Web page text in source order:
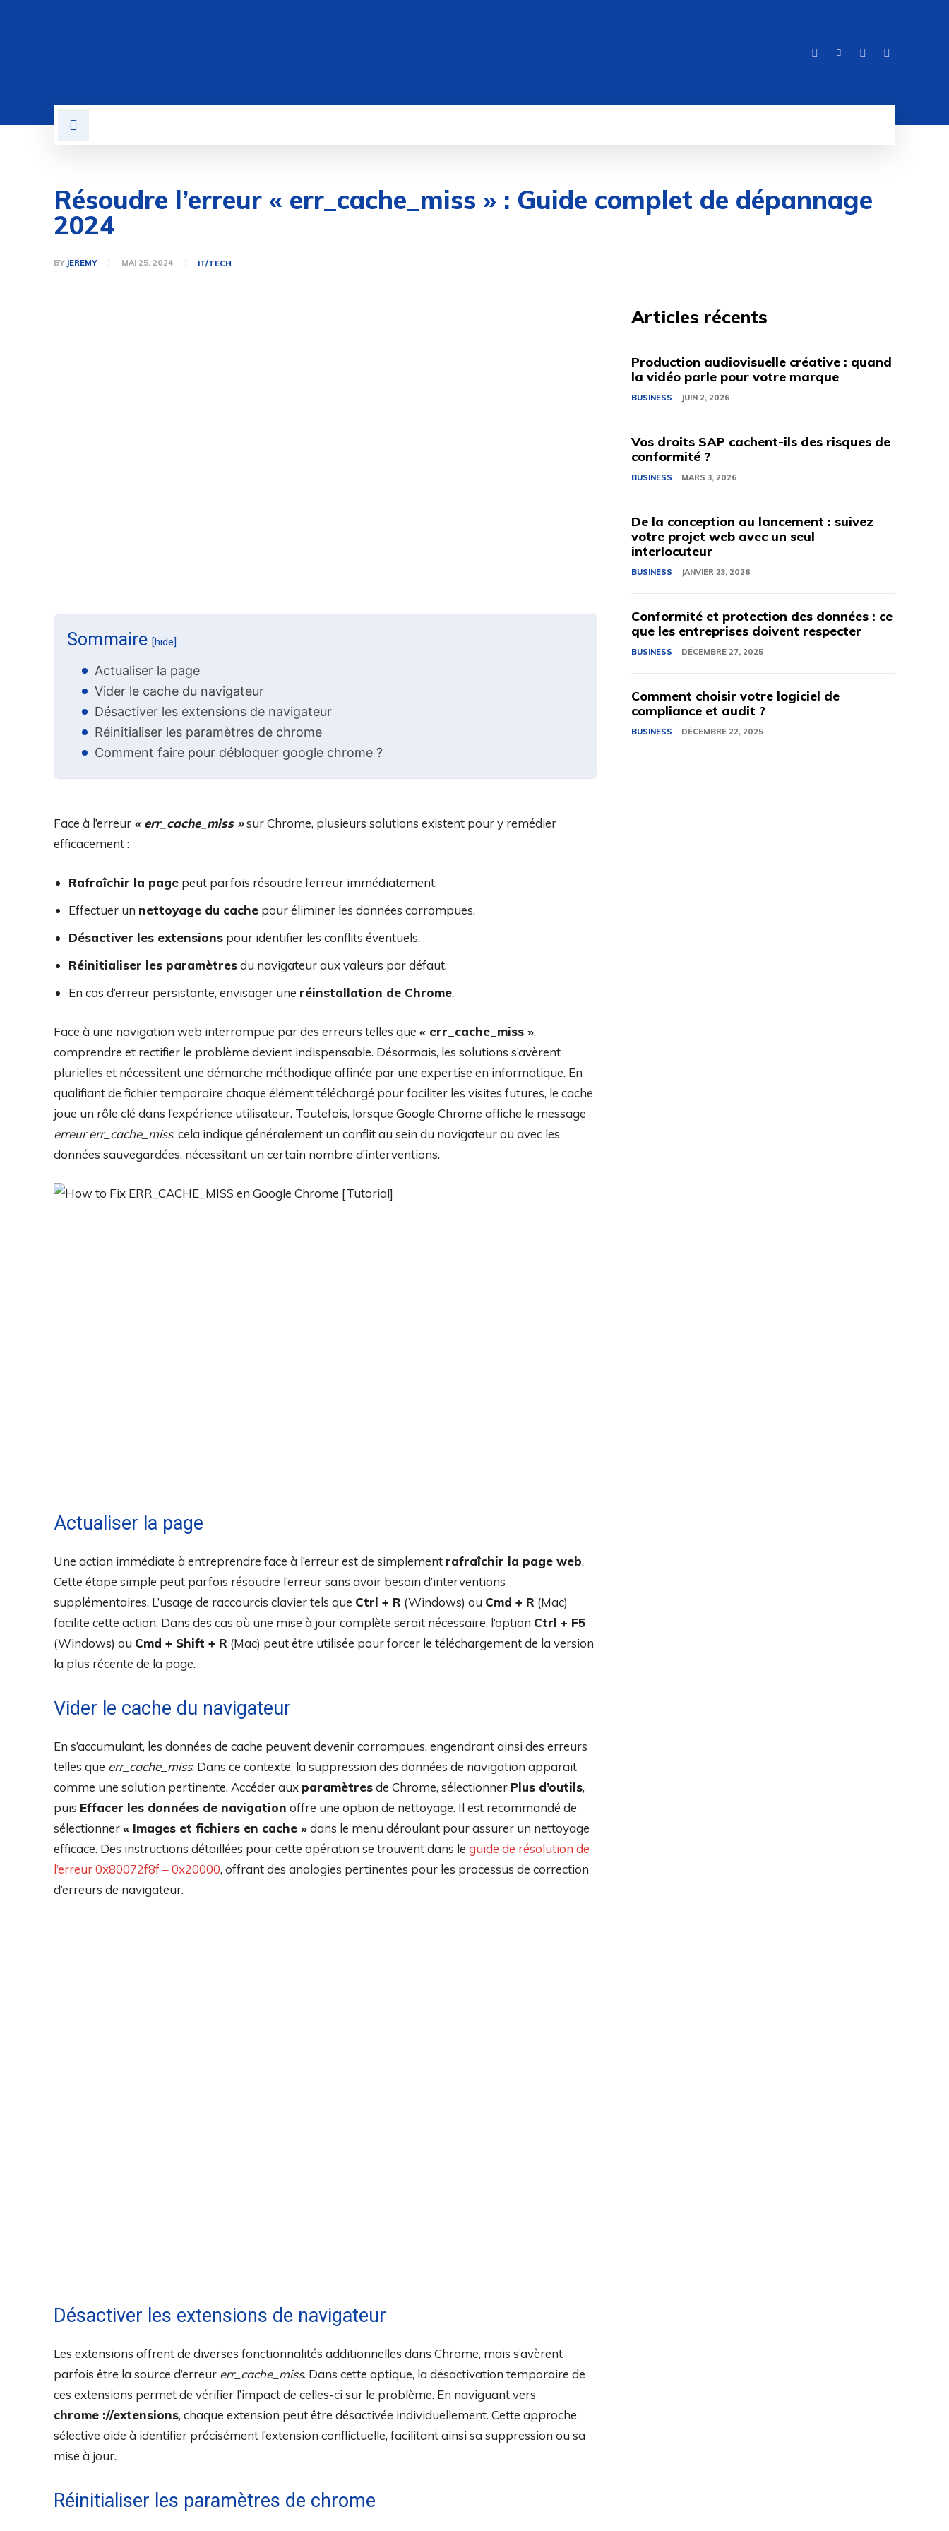
Résoudre l’erreur « err_cache_miss » : Guide complet de dépannage
2024
BY JEREMY MAI 25, 2024 IT/TECH
Sommaire [hide]
Actualiser la page
Vider le cache du navigateur
Désactiver les extensions de navigateur
Réinitialiser les paramètres de chrome
Comment faire pour débloquer google chrome ?
Face à l’erreur « err_cache_miss »sur Chrome, plusieurs solutions existent pour y remédier
efficacement :
Rafraîchir la page peut parfois résoudre l’erreur immédiatement.
Effectuer un nettoyage du cache pour éliminer les données corrompues.
Désactiver les extensions pour identifier les conflits éventuels.
Réinitialiser les paramètresdu navigateur aux valeurs par défaut.
En cas d’erreur persistante, envisager une réinstallation de Chrome.
Face à une navigation web interrompue par des erreurs telles que « err_cache_miss »,
comprendre et rectifier le problème devient indispensable. Désormais, les solutions s’avèrent
plurielles et nécessitent une démarche méthodique affinée par une expertise en informatique. En
qualifiant de fichier temporaire chaque élément téléchargé pour faciliter les visites futures, le cache
joue un rôle clé dans l’expérience utilisateur. Toutefois, lorsque Google Chrome affiche le message
erreur err_cache_miss, cela indique généralement un conflit au sein du navigateur ou avec les
données sauvegardées, nécessitant un certain nombre d’interventions.
Actualiser la page
Une action immédiate à entreprendre face à l’erreur est de simplement rafraîchir la page web.
Cette étape simple peut parfois résoudre l’erreur sans avoir besoin d’interventions
supplémentaires. L’usage de raccourcis clavier tels que Ctrl + R (Windows) ou Cmd + R (Mac)
facilite cette action. Dans des cas où une mise à jour complète serait nécessaire, l’option Ctrl + F5
(Windows) ou Cmd + Shift + R (Mac) peut être utilisée pour forcer le téléchargement de la version
la plus récente de la page.
Vider le cache du navigateur
En s’accumulant, les données de cache peuvent devenir corrompues, engendrant ainsi des erreurs
telles que err_cache_miss. Dans ce contexte, la suppression des données de navigation apparait
comme une solution pertinente. Accéder aux paramètresde Chrome, sélectionner Plus d’outils,
puis Effacer les données de navigation offre une option de nettoyage. Il est recommandé de
sélectionner« Images et fichiers en cache »dans le menu déroulant pour assurer un nettoyage
efficace. Des instructions détaillées pour cette opération se trouvent dans le guide de résolution de
l’erreur 0x80072f8f – 0x20000, offrant des analogies pertinentes pour les processus de correction
d’erreurs de navigateur.
Désactiver les extensions de navigateur
Les extensions offrent de diverses fonctionnalités additionnelles dans Chrome, mais s’avèrent
parfois être la source d’erreur err_cache_miss. Dans cette optique, la désactivation temporaire de
ces extensions permet de vérifier l’impact de celles-ci sur le problème. En naviguant vers
chrome ://extensions, chaque extension peut être désactivée individuellement. Cette approche
sélective aide à identifier précisément l’extension conflictuelle, facilitant ainsi sa suppression ou sa
mise à jour.
Réinitialiser les paramètres de chrome
Articles récents
Production audiovisuelle créative : quand
la vidéo parle pour votre marque
BUSINESS JUIN 2, 2026
Vos droits SAP cachent-ils des risques de
conformité ?
BUSINESS MARS 3, 2026
De la conception au lancement : suivez
votre projet web avec un seul
interlocuteur
BUSINESS JANVIER 23, 2026
Conformité et protection des données : ce
que les entreprises doivent respecter
BUSINESS DÉCEMBRE 27, 2025
Comment choisir votre logiciel de
compliance et audit ?
BUSINESS DÉCEMBRE 22, 2025